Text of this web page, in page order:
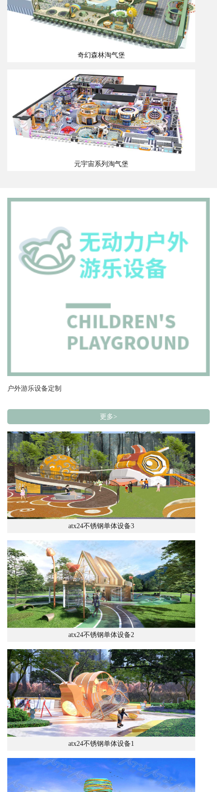
奇幻森林淘气堡
元宇宙系列淘气堡
户外游乐设备定制
更多>
atx24不锈钢单体设备3
atx24不锈钢单体设备2
atx24不锈钢单体设备1